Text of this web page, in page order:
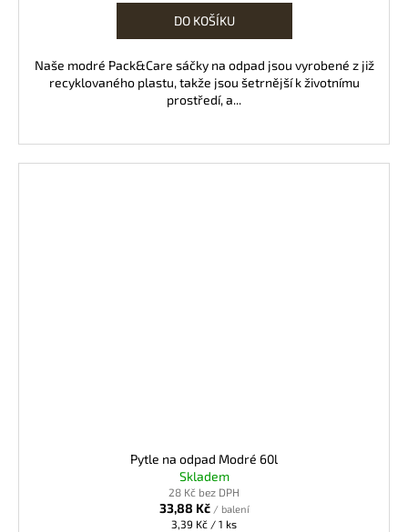
DO KOŠÍKU
Naše modré Pack&Care sáčky na odpad jsou vyrobené z již
recyklovaného plastu, takže jsou šetrnější k životnímu
prostředí, a...
Pytle na odpad Modré 60l
Skladem
28 Kč bez DPH
33,88 Kč / balení
Měrná
3,39 Kč / 1 ks